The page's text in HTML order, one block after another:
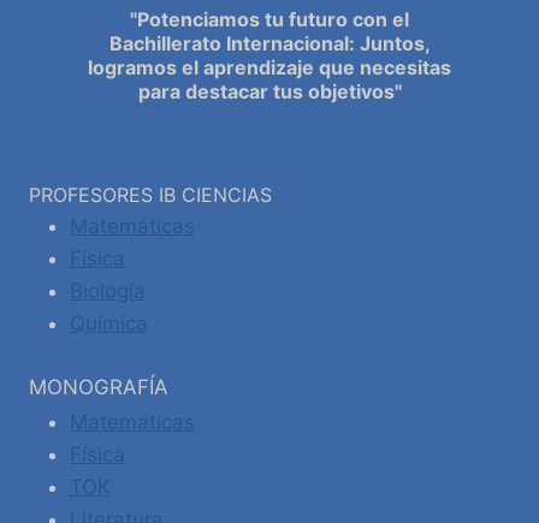
"Potenciamos tu futuro con el
Bachillerato Internacional: Juntos,
logramos el aprendizaje que necesitas
para destacar tus objetivos"
PROFESORES IB CIENCIAS
Matemáticas
Física
Biología
Química
MONOGRAFÍA
Matemáticas
Física
TOK